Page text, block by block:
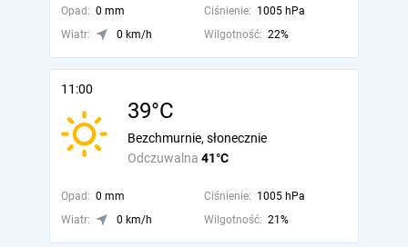
Opad: 0 mm Ciśnienie: 1005 hPa
Wiatr:
0 km/h Wilgotność: 22%
11:00
39°C
Odczuwalna 41°C
Bezchmurnie, słonecznie
Opad: 0 mm Ciśnienie: 1005 hPa
Wiatr:
0 km/h Wilgotność: 21%